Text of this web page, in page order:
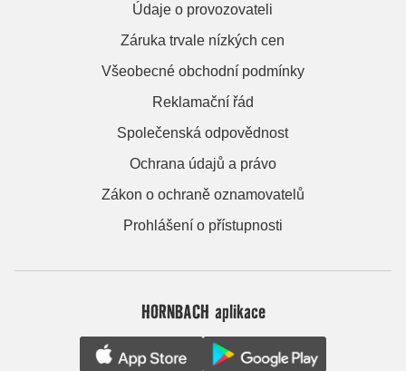
Údaje o provozovateli
Záruka trvale nízkých cen
Všeobecné obchodní podmínky
Reklamační řád
Společenská odpovědnost
Ochrana údajů a právo
Zákon o ochraně oznamovatelů
Prohlášení o přístupnosti
HORNBACH aplikace